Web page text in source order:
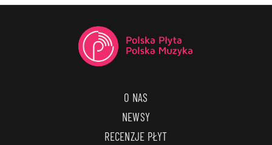
O NAS
NEWSY
RECENZJE PŁYT